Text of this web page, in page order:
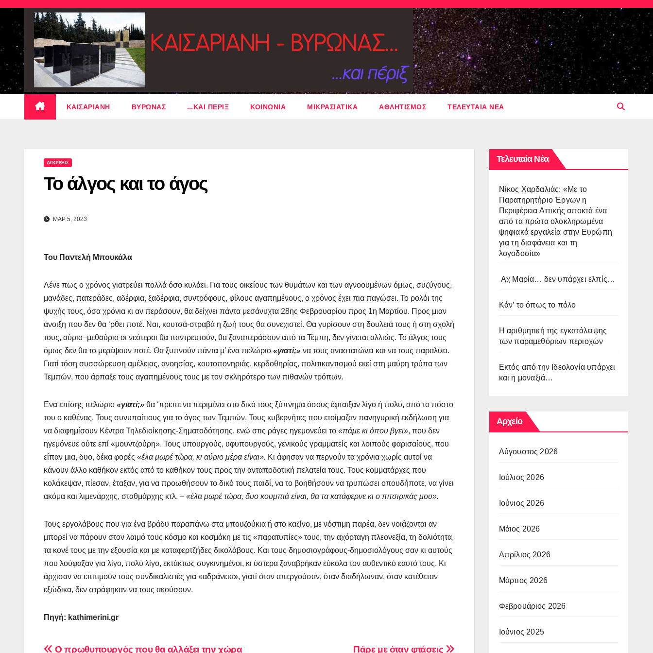
Skip
content
ΚΑΙΣΑΡΙΑΝΗ ΒΥΡΩΝΑΣ …ΚΑΙ ΠΕΡΙΞ ΚΟΙΝΩΝΙΑ ΜΙΚΡΑΣΙΑΤΙΚΑ ΑΘΛΗΤΙΣΜΟΣ ΤΕΛΕΥΤΑΙΑ ΝΕΑ
ΑΠΟΨΕΙΣ
Το άλγος και το άγος
ΜΑΡ 5, 2023
Του Παντελή Μπουκάλα
Λένε πως ο χρόνος γιατρεύει πολλά όσο κυλάει. Για τους οικείους των θυμάτων και των αγνοουμένων όμως, συζύγους,
μανάδες, πατεράδες, αδέρφια, ξαδέρφια, συντρόφους, φίλους αγαπημένους, ο χρόνος έχει πια παγώσει. Το ρολόι της
ψυχής τους, όσα χρόνια κι αν περάσουν, θα δείχνει πάντα μεσάνυχτα 28ης Φεβρουαρίου προς 1η Μαρτίου. Προς μιαν
άνοιξη που δεν θα ‘ρθει ποτέ. Ναι, κουτσά-στραβά η ζωή τους θα συνεχιστεί. Θα γυρίσουν στη δουλειά τους ή στη σχολή
τους, αύριο–μεθαύριο οι νεότεροι θα παντρευτούν, θα ξαναπεράσουν από τα Τέμπη, δεν γίνεται αλλιώς. Το άλγος τους
όμως δεν θα το μερέψουν ποτέ. Θα ξυπνούν πάντα μ’ ένα πελώριο «γιατί;» να τους αναστατώνει και να τους παραλύει.
Γιατί τόση συσσώρευση αμέλειας, ανοησίας, κουτοπονηριάς, κερδοθηρίας, πολιτικαντισμού εκεί στη μαύρη τρύπα των
Τεμπών, που άρπαξε τους αγαπημένους τους με τον σκληρότερο των πιθανών τρόπων.
Ενα επίσης πελώριο «γιατί;» θα ‘πρεπε να περιμένει στο δικό τους ξύπνημα όσους έφταιξαν λίγο ή πολύ, από το πόστο
του ο καθένας. Τους συνυπαίτιους για το άγος των Τεμπών. Τους κυβερνήτες που ετοίμαζαν πανηγυρική εκδήλωση για
να διαφημίσουν Κέντρα Τηλεδιοίκησης-Σηματοδότησης, ενώ στις ράγες ηγεμονεύει το «πάμε κι όπου βγει», που δεν
ηγεμόνευε ούτε επί «μουντζούρη». Τους υπουργούς, υφυπουργούς, γενικούς γραμματείς και λοιπούς φαρισαίους, που
είπαν μια, δυο, δέκα φορές «έλα μωρέ τώρα, κι αύριο μέρα είναι». Κι άφησαν να περνούν τα χρόνια χωρίς αυτοί να
κάνουν άλλο καθήκον εκτός από το καθήκον τους προς την ανταποδοτική πελατεία τους. Τους κομματάρχες που
κολάκεψαν, πίεσαν, έταξαν, για να προωθήσουν το δικό τους παιδί, να το βοηθήσουν να τρυπώσει οπουδήποτε, να γίνει
ακόμα και λιμενάρχης, σταθμάρχης κτλ. – «έλα μωρέ τώρα, δυο κουμπιά είναι, θα τα κατάφερνε κι ο πιτσιρικάς μου».
Τους εργολάβους που για ένα βράδυ παραπάνω στα μπουζούκια ή στο καζίνο, με νόστιμη παρέα, δεν νοιάζονται αν
μπορεί να πάρουν στον λαιμό τους κόσμο και κοσμάκη με τις «παρατυπίες» τους, την αχόρταγη πλεονεξία, τη δολιότητα,
τα κονέ τους με την εξουσία και με καταφερτζήδες δικολάβους. Και τους δημοσιογράφους-δημοσιολόγους σαν κι αυτούς
που λούφαξαν για λίγο, πολύ λίγο, εκτάκτως συγκινημένοι, κι ύστερα ξαναβρήκαν εύκολα τον αυθεντικό εαυτό τους. Κι
άρχισαν να επιτιμούν τους συνδικαλιστές για «αδράνεια», γιατί όταν απεργούσαν, όταν διαδήλωναν, όταν κατέθεταν
εξώδικα, δεν στράφηκαν να τους ακούσουν.
Πηγή: kathimerini.gr
Πάρε με όταν φτάσεις
Ο πρωθυπουργός που θα αλλάξει την χώρα
Τελευταία Νέα
Νίκος Χαρδαλιάς: «Με το
Παρατηρητήριο Έργων η
Περιφέρεια Αττικής αποκτά ένα
από τα πρώτα ολοκληρωμένα
ψηφιακά εργαλεία στην Ευρώπη
για τη διαφάνεια και τη
λογοδοσία»
Αχ Μαρία… δεν υπάρχει ελπίς…
Κάν’ το όπως το πόλο
Η αριθμητική της εγκατάλειψης
των παραμεθόριων περιοχών
Εκτός από την Ιδεολογία υπάρχει
και η μοναξιά…
Αρχείο
Αύγουστος 2026
Ιούλιος 2026
Ιούνιος 2026
Μάιος 2026
Απρίλιος 2026
Μάρτιος 2026
Φεβρουάριος 2026
Ιούνιος 2025